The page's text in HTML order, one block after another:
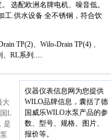
选配欧洲名牌电机、噪音低。
工.供水设备 全不锈钢，符合饮
TP(2)、Wilo-Drain TP(4) 、
RL系列.....
大
L
是
仪器仪表信息网为您提供
WILO品牌信息，囊括了德
国威乐WILO水泵产品的参
数、型号、规格、图片、
报价等。